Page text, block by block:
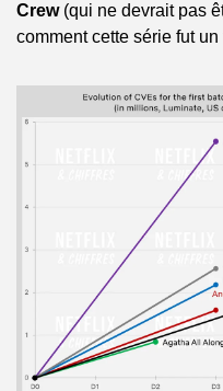
Crew (qui ne devrait pas
comment cette série fut un